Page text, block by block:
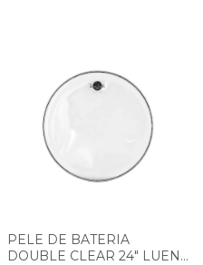
PELE DE BATERIA
DOUBLE CLEAR 24" LUEN